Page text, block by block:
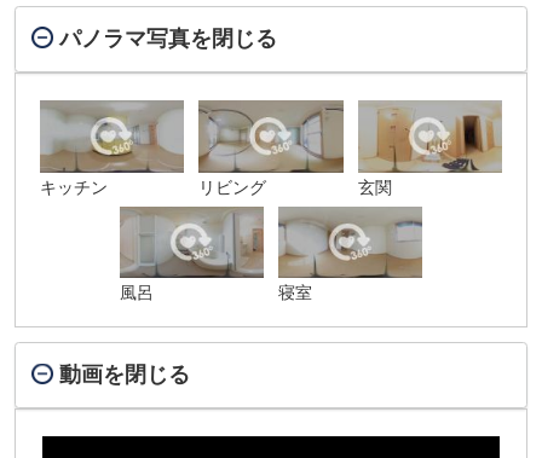
パノラマ写真を閉じる
キッチン リビング 玄関
風呂 寝室
動画を閉じる